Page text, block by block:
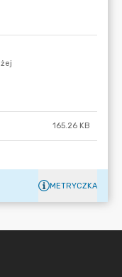
165.26 KB
METRYCZKA